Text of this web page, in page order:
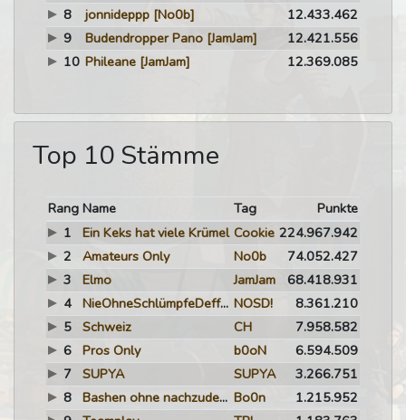
8
jonnideppp [No0b]
12.433.462
9
Budendropper Pano [JamJam]
12.421.556
10 Phileane [JamJam] 12.369.085
Top 10 Stämme
Rang Name Tag
Punkte
1
Ein Keks hat viele Krümel Cookie 224.967.942
2
Amateurs Only No0b
74.052.427
3
Elmo JamJam
68.418.931
4
NieOhneSchlümpfeDeffen! NOSD!
8.361.210
5
Schweiz CH
7.958.582
6
Pros Only b0oN
6.594.509
7
SUPYA SUPYA
3.266.751
8
Bashen ohne nachzudenken Bo0n
1.215.952